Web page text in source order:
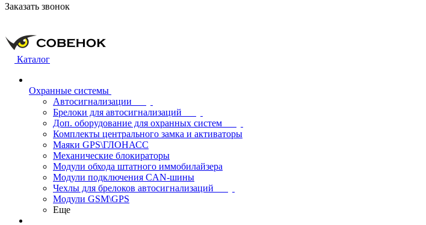
Заказать звонок
Каталог
Охранные системы
Автосигнализации
Брелоки для автосигнализаций
Доп. оборудование для охранных систем
Комплекты центрального замка и активаторы
Маяки GPS\ГЛОНАСС
Механические блокираторы
Модули обхода штатного иммобилайзера
Модули подключения CAN-шины
Чехлы для брелоков автосигнализаций
Модули GSM\GPS
Еще